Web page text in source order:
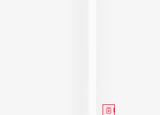
Médicament